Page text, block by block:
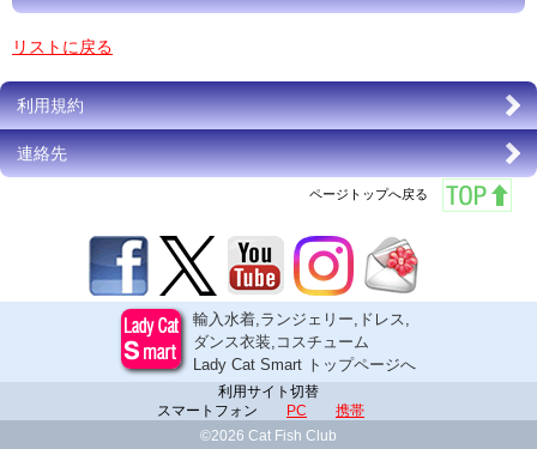
リストに戻る
利用規約
連絡先
ページトップへ戻る
輸入水着,ランジェリー,ドレス,
ダンス衣装,コスチューム
Lady Cat Smart トップページへ
利用サイト切替
スマートフォン
PC
携帯
©2026 Cat Fish Club